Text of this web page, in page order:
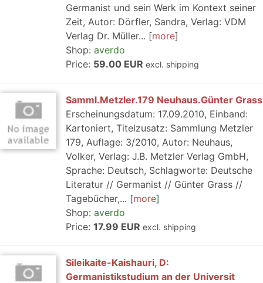
Germanist und sein Werk im Kontext seiner
Zeit, Autor: Dörfler, Sandra, Verlag: VDM
Verlag Dr. Müller...
more
Shop: averdo
Price: 59.00 EUR excl. shipping
Samml.Metzler.179 Neuhaus.Günter Grass
Erscheinungsdatum: 17.09.2010, Einband:
Kartoniert, Titelzusatz: Sammlung Metzler
179, Auflage: 3/2010, Autor: Neuhaus,
Volker, Verlag: J.B. Metzler Verlag GmbH,
Sprache: Deutsch, Schlagworte: Deutsche
Literatur // Germanist // Günter Grass //
Tagebücher,...
more
Shop: averdo
Price: 17.99 EUR excl. shipping
Sileikaite-Kaishauri, D:
Germanistikstudium an der Universit